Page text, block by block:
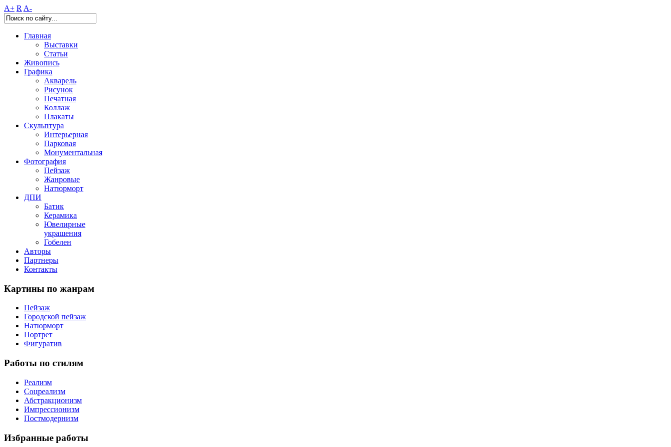
A+ R A-
Главная
Выставки
Статьи
Живопись
Графика
Акварель
Рисунок
Печатная
Коллаж
Плакаты
Скульптура
Интерьерная
Парковая
Монументальная
Фотография
Пейзаж
Жанровые
Натюрморт
ДПИ
Батик
Керамика
Ювелирные
украшения
Гобелен
Авторы
Партнеры
Контакты
Картины по жанрам
Пейзаж
Городской пейзаж
Натюрморт
Портрет
Фигуратив
Работы по стилям
Реализм
Соцреализм
Абстракционизм
Импрессионизм
Постмодернизм
Избранные работы